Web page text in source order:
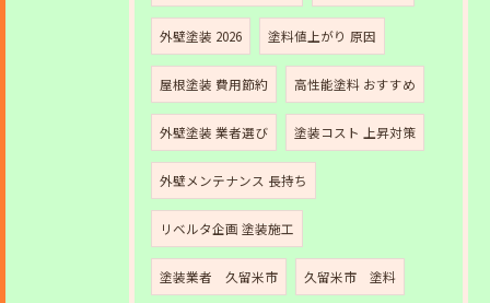
外壁塗装 2026 塗料値上がり 原因
屋根塗装 費用節約 高性能塗料 おすすめ
外壁塗装 業者選び 塗装コスト 上昇対策
外壁メンテナンス 長持ち
リベルタ企画 塗装施工
塗装業者 久留米市 久留米市 塗料